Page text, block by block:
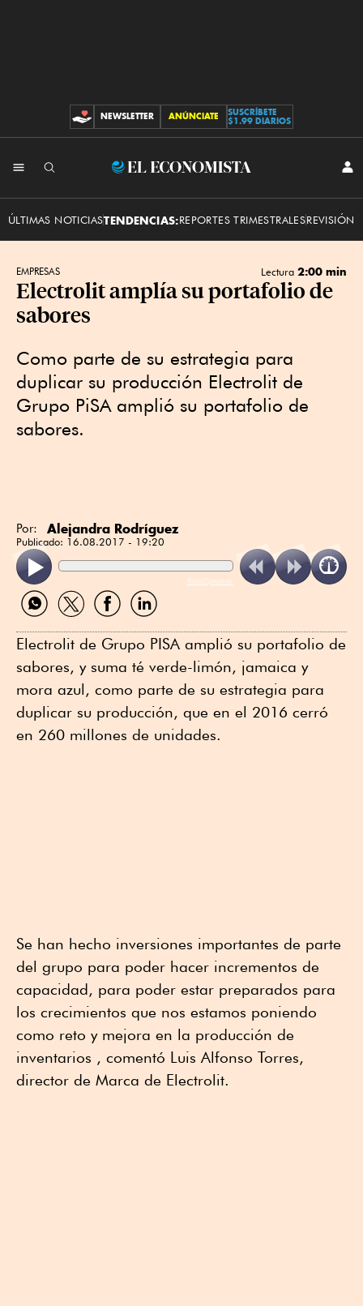
CONTRIBUCIONES
NEWSLETTER ANÚNCIATE
SUSCRÍBETE
$1.99 DIARIOS
El
ÚLTIMAS NOTICIASTENDENCIAS:REPORTES TRIMESTRALESREVISIÓN
EMPRESAS Lectura 2:00 min
Electrolit amplía su portafolio de
sabores
Como parte de su estrategia para
duplicar su producción Electrolit de
Grupo PiSA amplió su portafolio de
sabores.
Por: Alejandra Rodríguez
Publicado: 16.08.2017 - 19:20
ReadSpeaker
Compartir
por
Compartir
por
Compartir
por
Compartir
por
Electrolit de Grupo PISA amplió su portafolio de
sabores, y suma té verde-limón, jamaica y
mora azul, como parte de su estrategia para
duplicar su producción, que en el 2016 cerró
en 260 millones de unidades.
Se han hecho inversiones importantes de parte
del grupo para poder hacer incrementos de
capacidad, para poder estar preparados para
los crecimientos que nos estamos poniendo
como reto y mejora en la producción de
inventarios , comentó Luis Alfonso Torres,
director de Marca de Electrolit.